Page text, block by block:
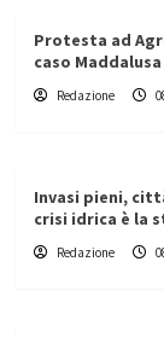
Protesta ad
caso Maddalusa
Redazione
Invasi pieni,
crisi idrica è la
Redazione